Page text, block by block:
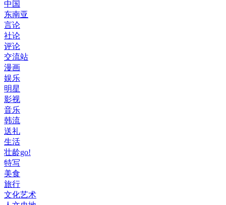
中国
东南亚
言论
社论
评论
交流站
漫画
娱乐
明星
影视
音乐
韩流
送礼
生活
壮龄go!
特写
美食
旅行
文化艺术